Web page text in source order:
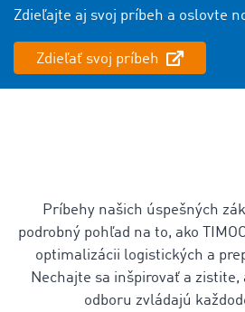
Zdieľajte aj svoj príbeh a oslovte
Zdieľať svoj príbeh
Príbehy našich úspešných
podrobný pohľad na to, ako
optimalizácii logistických a
Nechajte sa inšpirovať a zistite,
odboru zvládajú